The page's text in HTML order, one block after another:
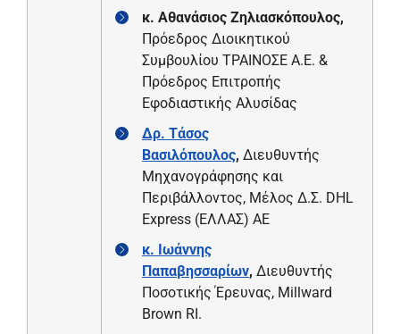
κ. Αθανάσιος Ζηλιασκόπουλος,
Πρόεδρος Διοικητικού
Συμβουλίου ΤΡΑΙΝΟΣΕ Α.Ε. &
Πρόεδρος Επιτροπής
Εφοδιαστικής Αλυσίδας
Δρ. Τάσος
Βασιλόπουλος, Διευθυντής
Μηχανογράφησης και
Περιβάλλοντος, Μέλος Δ.Σ. DHL
Express (ΕΛΛΑΣ) ΑΕ
κ. Ιωάννης
Παπαβησσαρίων, Διευθυντής
Ποσοτικής Έρευνας, Millward
Brown RI.